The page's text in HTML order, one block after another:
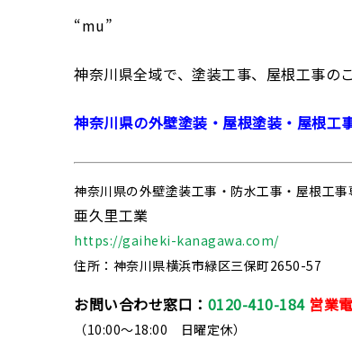
“mu”
神奈川県全域で、塗装工事、屋根工事の
神奈川県の外壁塗装・屋根塗装・屋根工
神奈川県の外壁塗装工事・防水工事・屋根工事
亜久里工業
https://gaiheki-kanagawa.com/
住所：神奈川県横浜市緑区三保町2650-57
お問い合わせ窓口： 0120-410-184 営業
（10:00～18:00 日曜定休）